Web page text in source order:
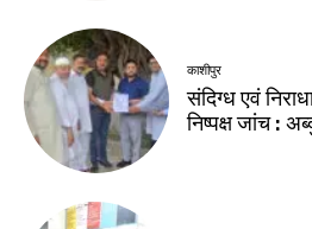
काशीपुर
संदिग्ध एवं
निष्पक्ष जांच :